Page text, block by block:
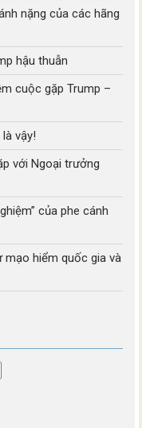
nặng của các hãng
hậu thuẫn
cuộc gặp Trump –
vậy!
với Ngoại trưởng
của phe cánh
hiểm quốc gia và